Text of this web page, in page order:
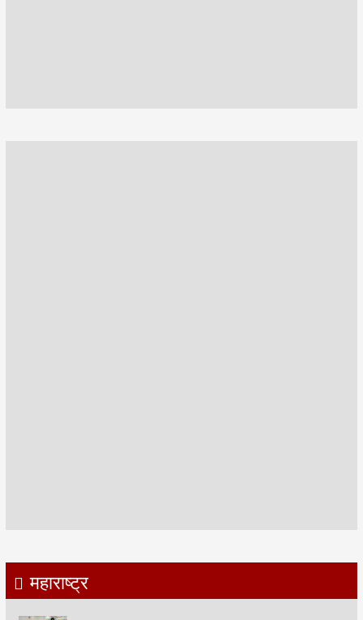
महाराष्ट्र